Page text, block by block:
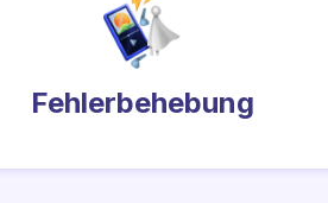
Fehlerbehebung